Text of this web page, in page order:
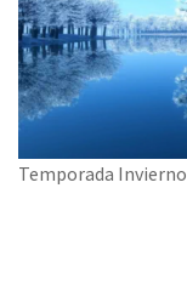
Temporada Invierno